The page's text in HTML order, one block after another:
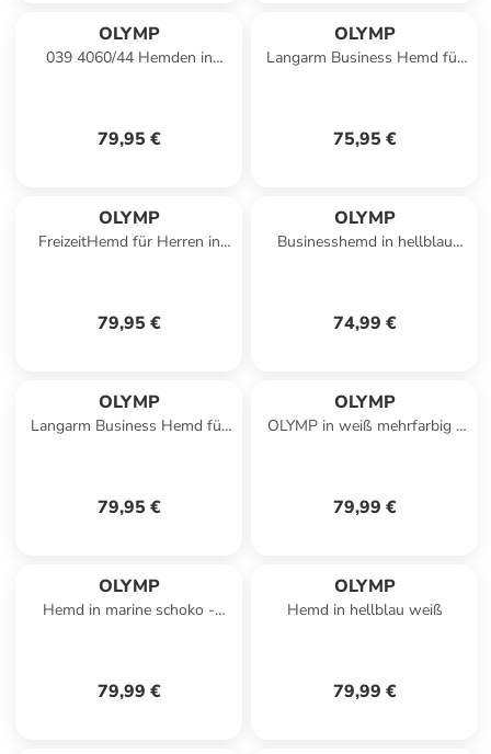
OLYMP
039 4060/44 Hemden in
79,95 €
OLYMP
Langarm Business Hemd für
75,95 €
OLYMP
FreizeitHemd für Herren in
79,95 €
OLYMP
Businesshemd in hellblau
74,99 €
OLYMP
Langarm Business Hemd für
79,95 €
OLYMP
OLYMP in weiß mehrfarbig -
79,99 €
OLYMP
Hemd in marine schoko -
79,99 €
OLYMP
Hemd in hellblau weiß
79,99 €